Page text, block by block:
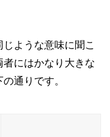
ような意味に聞こ
にはかなり大きな
通りです。